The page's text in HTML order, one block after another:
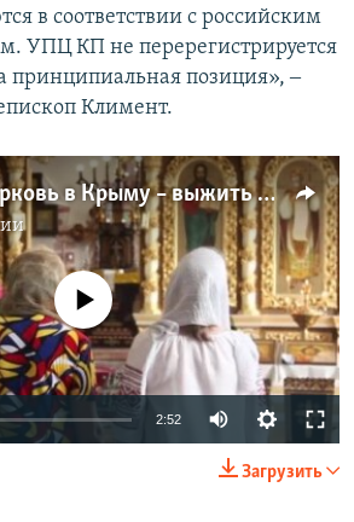
в соответствии с российским
УПЦ КП не перерегистрируется
принципиальная позиция», ‒
Климент.
Украинская церковь в Крыму – выжить нельзя сдаваться (видео)
source currently available
2:52
Загрузить